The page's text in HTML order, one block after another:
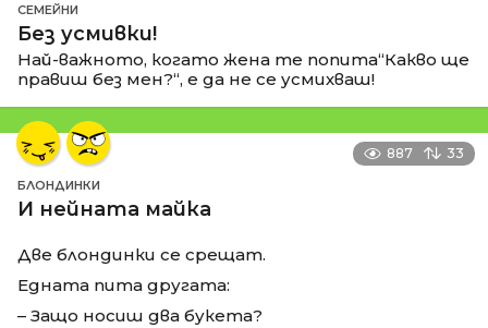
СЕМЕЙНИ
Без усмивки!
Най-важното, когато жена те попита“Какво ще
правиш без мен?“, е да не се усмихваш!
887 33
БЛОНДИНКИ
И нейната майка
Две блондинки се срещат.
Едната пита другата:
– Защо носиш два букета?